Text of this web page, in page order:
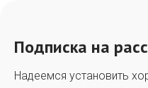
Подписка на
Надеемся установить